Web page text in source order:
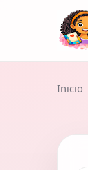
Inicio